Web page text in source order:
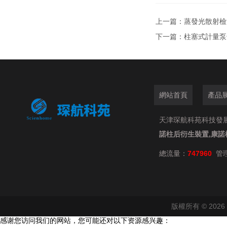
上一篇： 蒸發光散射
下一篇： 柱塞式計量
網站首頁 產品
天津琛航科苑科技發
諾柱后衍生裝置,康
總流量： 747960 管
版權所有 ©
感谢您访问我们的网站，您可能还对以下资源感兴趣：